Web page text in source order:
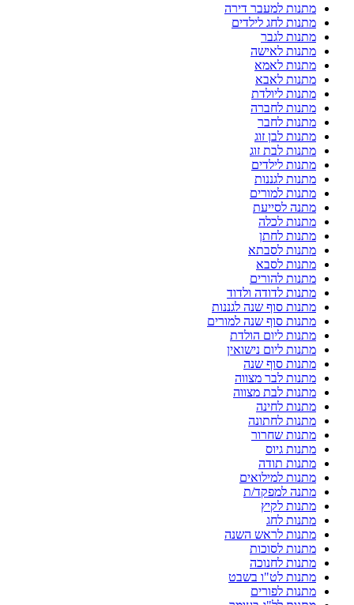
מתנות למעבר דירה
מתנות לחג לילדים
מתנות לגבר
מתנות לאישה
מתנות לאמא
מתנות לאבא
מתנות ליולדת
מתנות לחברה
מתנות לחבר
מתנות לבן זוג
מתנות לבת זוג
מתנות לילדים
מתנות לגננות
מתנות למורים
מתנה לסייעת
מתנות לכלה
מתנות לחתן
מתנות לסבתא
מתנות לסבא
מתנות להורים
מתנות לדודה ולדוד
מתנות סוף שנה לגננות
מתנות סוף שנה למורים
מתנות ליום הולדת
מתנות ליום נישואין
מתנות סוף שנה
מתנות לבר מצווה
מתנות לבת מצווה
מתנות לחינה
מתנות לחתונה
מתנות שחרור
מתנות גיוס
מתנות תודה
מתנות למילואים
מתנה למפקד/ת
מתנות לקיץ
מתנות לחג
מתנות לראש השנה
מתנות לסוכות
מתנות לחנוכה
מתנות לט"ו בשבט
מתנות לפורים